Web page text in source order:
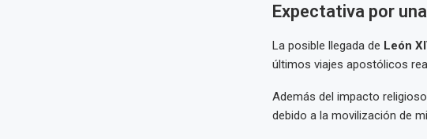
Expectativa por
La posible llegada de León
últimos viajes apostólicos
Además del impacto
debido a la movilización de